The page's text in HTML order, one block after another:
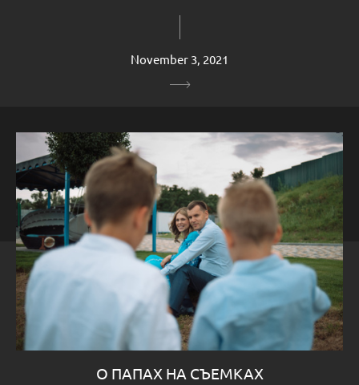
November 3, 2021
О ПАПАХ НА СЪЕМКАХ